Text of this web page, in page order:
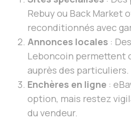
Rebuy ou Back Market
reconditionnés avec
Annonces locales :
Leboncoin permettent
auprès des particuliers.
Enchères en ligne :
option, mais restez
du vendeur.